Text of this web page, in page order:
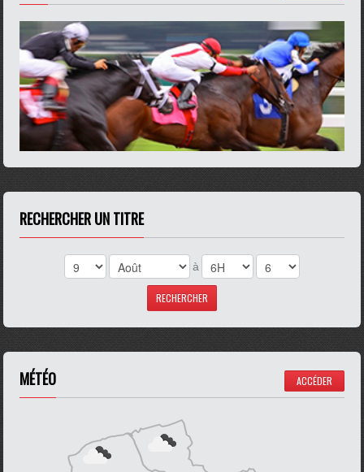
RECHERCHER UN TITRE
à
MÉTÉO ACCÉDER